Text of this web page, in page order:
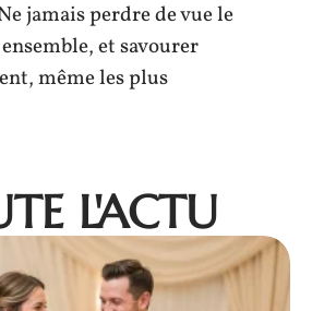
jamais perdre de vue le
et savourer
même les plus
L'ACTU